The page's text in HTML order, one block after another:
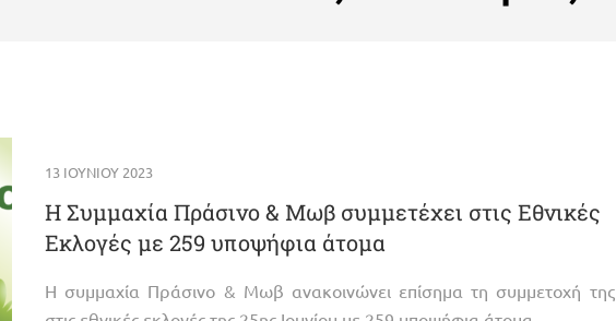
13 ΙΟΥΝΊΟΥ 2023
Η Συμμαχία Πράσινο & Μωβ συμμετέχει στις Εθνικές
Εκλογές με 259 υποψήφια άτομα
Η συμμαχία Πράσινο & Μωβ ανακοινώνει επίσημα τη συμμετοχή της